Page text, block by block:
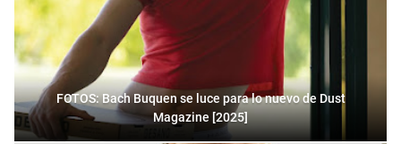
FOTOS: Bach Buquen se luce para lo nuevo de Dust
Magazine [2025]